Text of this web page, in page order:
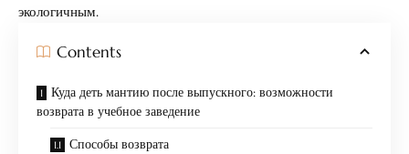
экологичным.
Contents
Куда деть мантию после выпускного: возможности
возврата в учебное заведение
Способы возврата